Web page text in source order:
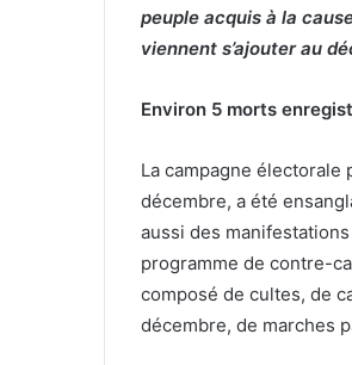
peuple acquis à la
viennent s’ajouter au
Environ 5 morts
La campagne électorale
décembre, a été
aussi des
programme de contre-
composé de cultes, de
décembre, de marches